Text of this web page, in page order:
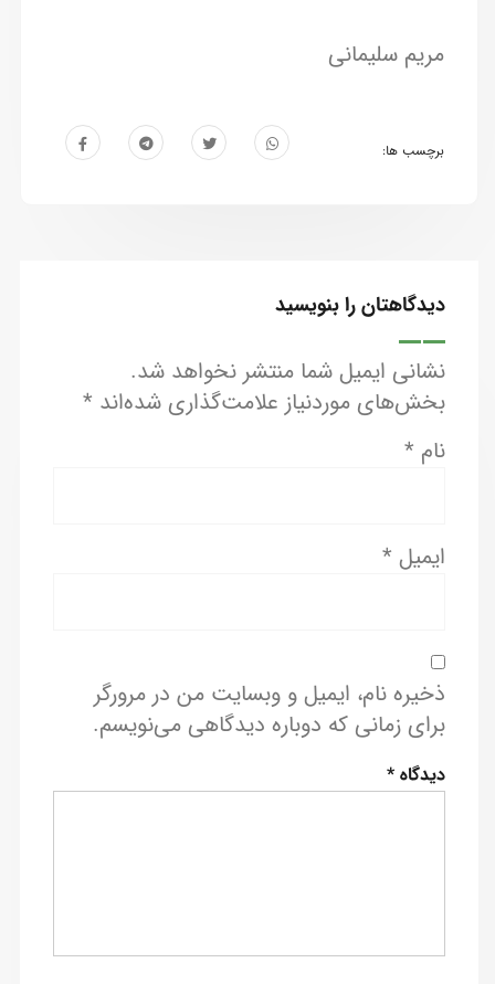
مریم سلیمانی
برچسب ها:
دیدگاهتان را بنویسید
نشانی ایمیل شما منتشر نخواهد شد.
بخش‌های موردنیاز علامت‌گذاری شده‌اند *
نام *
ایمیل *
ذخیره نام، ایمیل و وبسایت من در مرورگر
برای زمانی که دوباره دیدگاهی می‌نویسم.
دیدگاه*